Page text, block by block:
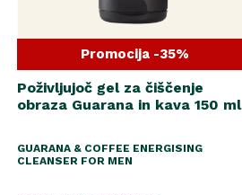
Promocija -35%
Poživljujoč gel za čiščenje
obraza Guarana in kava 150 ml
GUARANA & COFFEE ENERGISING
CLEANSER FOR MEN